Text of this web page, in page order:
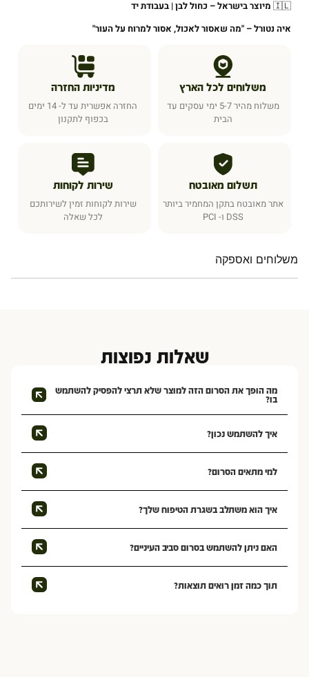
משלוחים ואספקה
🇮🇱מיוצר בישראל – כחול לבן | בעבודת יד
איה נטורל –"מה שאסור לאכול, אסור למרוח על העור"
משלוחים לכל הארץ
משלוח מהיר 5-7 ימי עסקים עד
הבית
מדיניות החזרה
החזרה אפשרית עד ל- 14 ימים
בכפוף לתקנון
תשלום מאובטח
אתר מאובטח בתקן המחמיר ביותר
DSS ו- PCI
שירות לקוחות
שירות לקוחות זמין לשירותכם
לכל שאלה
שאלות נפוצות
מה הופך את הסרום הזה למוצר שלא תרצי להפסיק להשתמש
בו?
איך להשתמש נכון?
למי מתאים הסרום?
איך הוא משתלב בשגרת הטיפוח שלך?
האם ניתן להשתמש בסרום סביב העיניים?
תוך כמה זמן רואים תוצאות?